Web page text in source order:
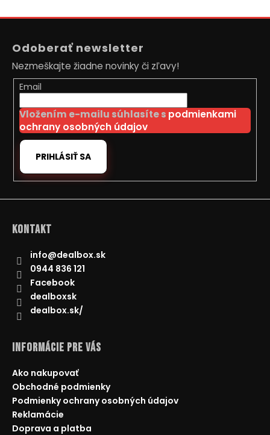
Odoberať newsletter
Nezmeškajte žiadne novinky či zľavy!
Email
Vložením e-mailu súhlasíte s podmienkami
ochrany osobných údajov
PRIHLÁSIŤ SA
Kontakt
info@dealbox.sk
0944 836 121
Facebook
dealboxsk
dealbox.sk/
Informácie pre Vás
Ako nakupovať
Obchodné podmienky
Podmienky ochrany osobných údajov
Reklamácie
Doprava a platba